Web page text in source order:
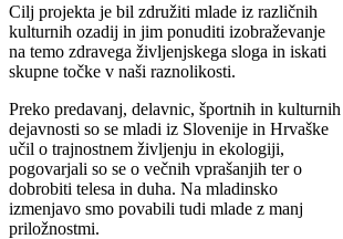
Cilj projekta je bil združiti mlade iz različnih
kulturnih ozadij in jim ponuditi izobraževanje
na temo zdravega življenjskega sloga in iskati
skupne točke v naši raznolikosti.
Preko predavanj, delavnic, športnih in kulturnih
dejavnosti so se mladi iz Slovenije in Hrvaške
učil o trajnostnem življenju in ekologiji,
pogovarjali so se o večnih vprašanjih ter o
dobrobiti telesa in duha. Na mladinsko
izmenjavo smo povabili tudi mlade z manj
priložnostmi.